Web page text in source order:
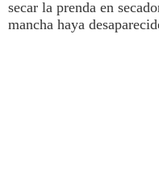
secar la prenda en
mancha haya